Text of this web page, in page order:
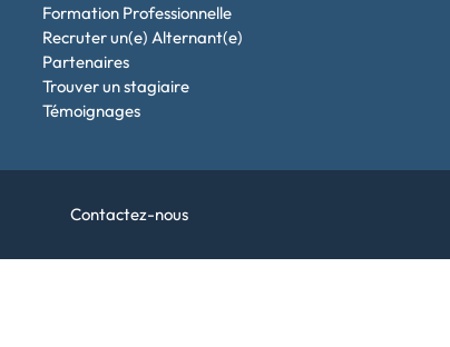
Formation Professionnelle
Recruter un(e) Alternant(e)
Partenaires
Trouver un stagiaire
Témoignages
Contactez-nous